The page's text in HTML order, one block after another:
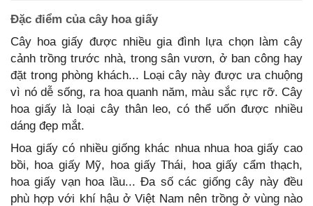
Đặc điểm của cây hoa giấy
Cây hoa giấy được nhiều gia đình lựa chọn làm cây
cảnh trồng trước nhà, trong sân vươn, ở ban công hay
đặt trong phòng khách... Loại cây này được ưa chuộng
vì nó dễ sống, ra hoa quanh năm, màu sắc rực rỡ. Cây
hoa giấy là loại cây thân leo, có thể uốn được nhiều
dáng đẹp mắt.
Hoa giấy có nhiều giống khác nhua nhua hoa giấy cao
bồi, hoa giấy Mỹ, hoa giấy Thái, hoa giấy cẩm thạch,
hoa giấy vạn hoa lầu... Đa số các giống cây này đều
phù hợp với khí hậu ở Việt Nam nên trồng ở vùng nào